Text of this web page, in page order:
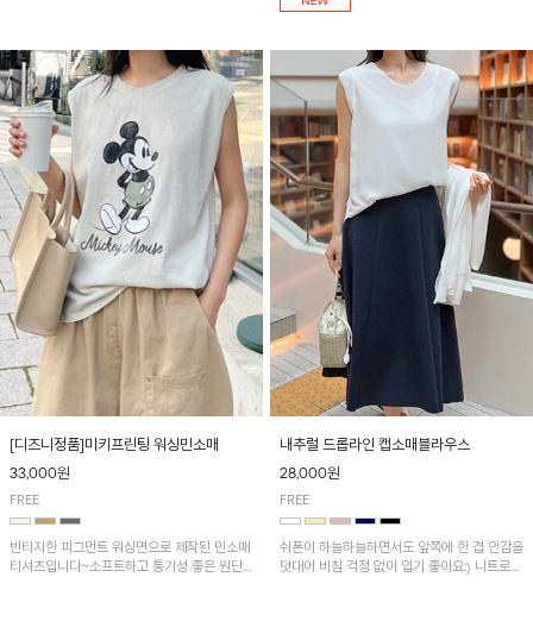
[디즈니정품]미키프린팅 워싱민소매
33,000원
FREE
빈티지한 피그먼트 워싱면으로 제작된 민소매
티셔츠입니다~소프트하고 통기성 좋은 원단
내추럴 드롭라인 캡소매블라우스
28,000원
FREE
쉬폰이 하늘하늘하면서도 앞쪽에 한 겹 안감을
덧대어 비침 걱정 없이 입기 좋아요:) 니트로